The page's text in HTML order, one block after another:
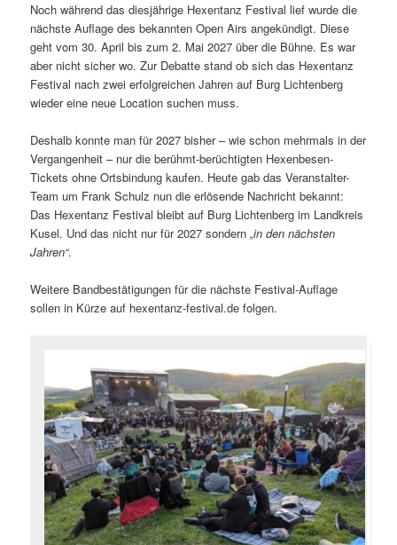
Noch während das diesjährige Hexentanz Festival lief wurde die
nächste Auflage des bekannten Open Airs angekündigt. Diese
geht vom 30. April bis zum 2. Mai 2027 über die Bühne. Es war
aber nicht sicher wo. Zur Debatte stand ob sich das Hexentanz
Festival nach zwei erfolgreichen Jahren auf Burg Lichtenberg
wieder eine neue Location suchen muss.
Deshalb konnte man für 2027 bisher – wie schon mehrmals in der
Vergangenheit – nur die berühmt-berüchtigten Hexenbesen-
Tickets ohne Ortsbindung kaufen. Heute gab das Veranstalter-
Team um Frank Schulz nun die erlösende Nachricht bekannt:
Das Hexentanz Festival bleibt auf Burg Lichtenberg im Landkreis
Kusel. Und das nicht nur für 2027 sondern„in den nächsten
Jahren“.
Weitere Bandbestätigungen für die nächste Festival-Auflage
sollen in Kürze auf hexentanz-festival.de folgen.